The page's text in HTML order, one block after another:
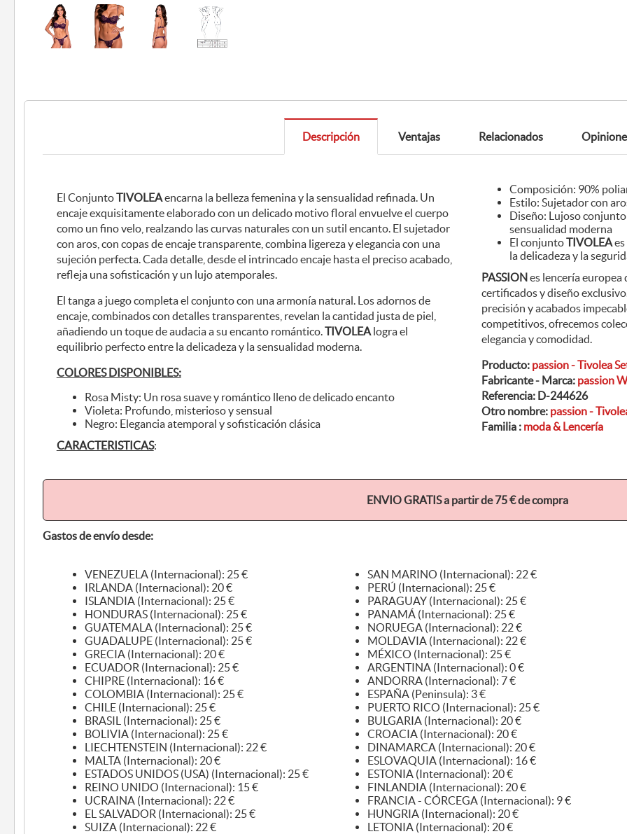
Descripción Ventajas Relacionados
El ConjuntoTIVOLEAencarna la belleza femenina y la sensualidad refinada. Un
encaje exquisitamente elaborado con un delicado motivo floral envuelve el cuerpo
como un fino velo, realzando las curvas naturales con un sutil encanto. El sujetador
con aros, con copas de encaje transparente, combina ligereza y elegancia con una
sujeción perfecta. Cada detalle, desde el intrincado encaje hasta el preciso acabado,
refleja una sofisticación y un lujo atemporales.
El tanga a juego completa el conjunto con una armonía natural. Los adornos de
encaje, combinados con detalles transparentes, revelan la cantidad justa de piel,
añadiendo un toque de audacia a su encanto romántico.TIVOLEA logra el
equilibrio perfecto entre la delicadeza y la sensualidad moderna.
COLORES DISPONIBLES:
Rosa Misty: Un rosa suave y romántico lleno de delicado encanto
Violeta: Profundo, misterioso y sensual
Negro: Elegancia atemporal y sofisticación clásica
CARACTERISTICAS:
Composición: 90%
Estilo: Sujetador con
Diseño: Lujoso
sensualidad moderna
El conjuntoTIVOLEA
la delicadeza y la
PASSION es lencería europea
certificados y diseño
precisión y acabados
competitivos, ofrecemos
elegancia y comodidad.
Producto: passion - Tivolea
Fabricante - Marca: passion
Referencia: D-244626
Otro nombre: passion -
Familia : moda & Lencería
ENVIO GRATIS a partir de 75 € de compra
Gastos de envío desde:
VENEZUELA (Internacional): 25 €
IRLANDA (Internacional): 20 €
ISLANDIA (Internacional): 25 €
HONDURAS (Internacional): 25 €
GUATEMALA (Internacional): 25 €
GUADALUPE (Internacional): 25 €
GRECIA (Internacional): 20 €
ECUADOR (Internacional): 25 €
CHIPRE (Internacional): 16 €
COLOMBIA (Internacional): 25 €
CHILE (Internacional): 25 €
BRASIL (Internacional): 25 €
BOLIVIA (Internacional): 25 €
LIECHTENSTEIN (Internacional): 22 €
MALTA (Internacional): 20 €
ESTADOS UNIDOS (USA) (Internacional): 25 €
REINO UNIDO (Internacional): 15 €
UCRAINA (Internacional): 22 €
EL SALVADOR (Internacional): 25 €
SUIZA (Internacional): 22 €
SAN MARINO (Internacional): 22 €
PERÚ (Internacional): 25 €
PARAGUAY (Internacional): 25 €
PANAMÁ (Internacional): 25 €
NORUEGA (Internacional): 22 €
MOLDAVIA (Internacional): 22 €
MÉXICO (Internacional): 25 €
ARGENTINA (Internacional): 0 €
ANDORRA (Internacional): 7 €
ESPAÑA (Peninsula): 3 €
PUERTO RICO (Internacional): 25 €
BULGARIA (Internacional): 20 €
CROACIA (Internacional): 20 €
DINAMARCA (Internacional): 20 €
ESLOVAQUIA (Internacional): 16 €
ESTONIA (Internacional): 20 €
FINLANDIA (Internacional): 20 €
FRANCIA - CÓRCEGA (Internacional): 9 €
HUNGRIA (Internacional): 20 €
LETONIA (Internacional): 20 €